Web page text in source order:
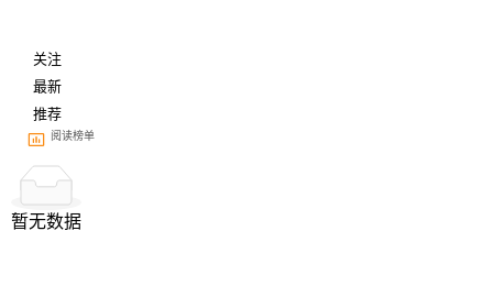
关注
最新
推荐
阅读榜单
暂无数据